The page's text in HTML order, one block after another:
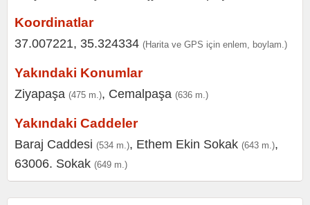
Koordinatlar
37.007221, 35.324334 (Harita ve GPS için enlem, boylam.)
Yakındaki Konumlar
Ziyapaşa (475 m.), Cemalpaşa (636 m.)
Yakındaki Caddeler
Baraj Caddesi (534 m.), Ethem Ekin Sokak (643 m.),
63006. Sokak (649 m.)